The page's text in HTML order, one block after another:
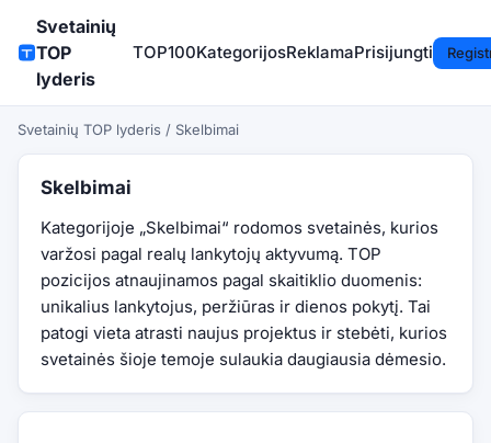
Svetainių
TOP
lyderis
TOP100KategorijosReklamaPrisijungti
Svetainių TOP lyderis / Skelbimai
Skelbimai
Kategorijoje „Skelbimai“ rodomos svetainės, kurios
varžosi pagal realų lankytojų aktyvumą. TOP
pozicijos atnaujinamos pagal skaitiklio duomenis:
unikalius lankytojus, peržiūras ir dienos pokytį. Tai
patogi vieta atrasti naujus projektus ir stebėti, kurios
svetainės šioje temoje sulaukia daugiausia dėmesio.